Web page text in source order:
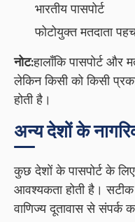
भारतीय पासपोर्ट
फोटोयुक्त मतदाता
नोट:हालाँकि पासपोर्ट और
लेकिन किसी को किसी
होती है।
अन्य देशों के
कुछ देशों के पासपोर्ट के
आवश्यकता होती है। सटीक
वाणिज्य दूतावास से संपर्क